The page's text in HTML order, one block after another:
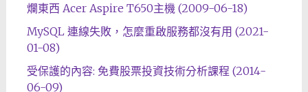
爛東西 Acer Aspire T650主機 (2009-06-18)
MySQL 連線失敗，怎麼重啟服務都沒有用 (2021-
01-08)
受保護的內容: 免費股票投資技術分析課程 (2014-
06-09)